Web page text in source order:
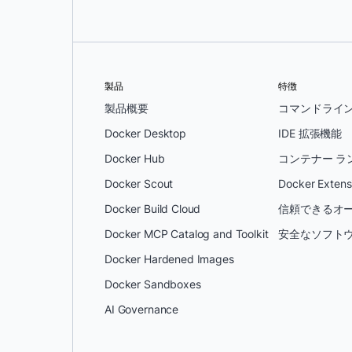
製品
製品概要
Docker Desktop
Docker Hub
Docker Scout
Docker Build Cloud
Docker MCP Catalog and Toolkit
Docker Hardened Images
Docker Sandboxes
AI Governance
特徴
コマンドライ
IDE 拡張機能
コンテナー ラ
Docker
信頼できるオ
安全なソフト